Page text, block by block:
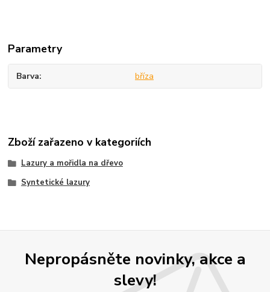
Parametry
Barva bříza
Zboží zařazeno v kategoriích
Lazury a mořidla na dřevo
Syntetické lazury
Nepropásněte novinky, akce a
slevy!